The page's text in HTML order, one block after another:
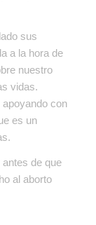
sus
a la hora de
nuestro
vidas.
con
es un
de que
al aborto